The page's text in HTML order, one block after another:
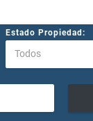
Estado Propiedad:
Todos